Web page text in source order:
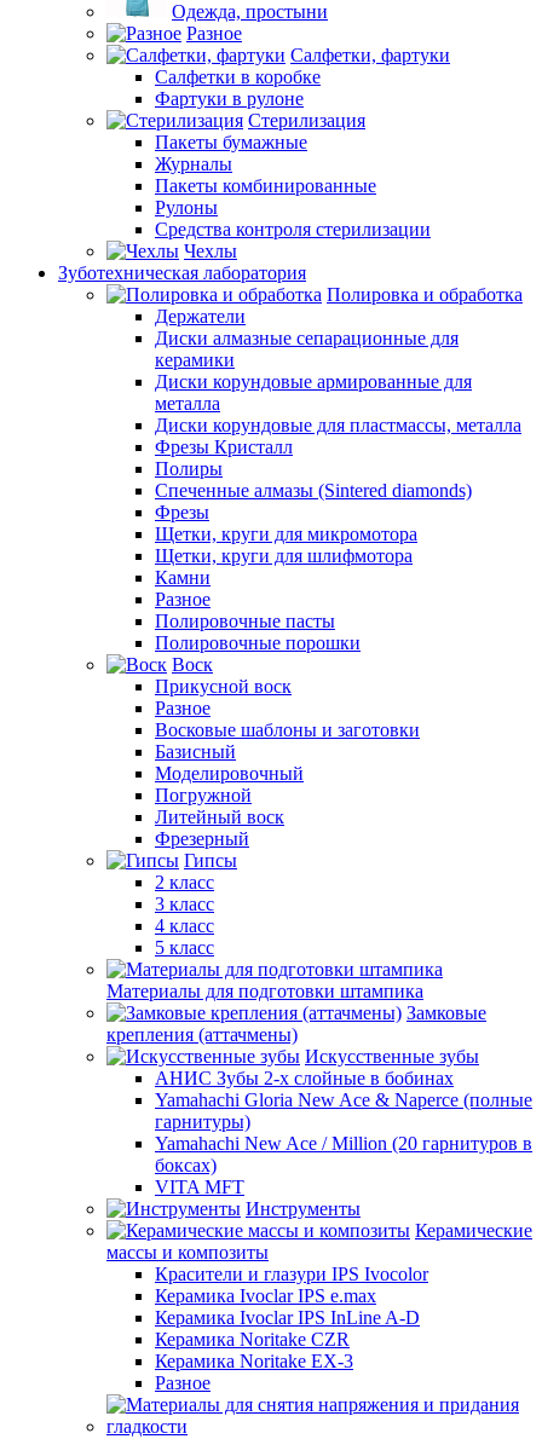
Одежда, простыни
Разное
Салфетки, фартуки
Салфетки в коробке
Фартуки в рулоне
Стерилизация
Пакеты бумажные
Журналы
Пакеты комбинированные
Рулоны
Средства контроля стерилизации
Чехлы
Зуботехническая лаборатория
Полировка и обработка
Держатели
Диски алмазные сепарационные для
керамики
Диски корундовые армированные для
металла
Диски корундовые для пластмассы, металла
Фрезы Кристалл
Полиры
Спеченные алмазы (Sintered diamonds)
Фрезы
Щетки, круги для микромотора
Щетки, круги для шлифмотора
Камни
Разное
Полировочные пасты
Полировочные порошки
Воск
Прикусной воск
Разное
Восковые шаблоны и заготовки
Базисный
Моделировочный
Погружной
Литейный воск
Фрезерный
Гипсы
2 класс
3 класс
4 класс
5 класс
Материалы для подготовки штампика
Замковые
крепления (аттачмены)
Искусственные зубы
АНИС Зубы 2-х слойные в бобинах
Yamahachi Gloria New Ace & Naperce (полные
гарнитуры)
Yamahachi New Ace / Million (20 гарнитуров в
боксах)
VITA MFT
Инструменты
Керамические
массы и композиты
Красители и глазури IPS Ivocolor
Керамика Ivoclar IPS e.max
Керамика Ivoclar IPS InLine A-D
Керамика Noritake CZR
Керамика Noritake EX-3
Разное